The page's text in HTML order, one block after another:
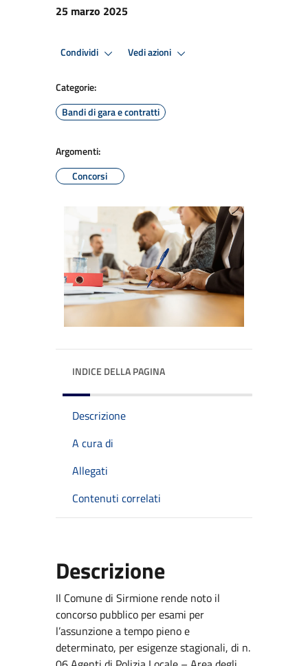
25 marzo 2025
Condividi Vedi azioni
Categorie:
Bandi di gara e contratti
Argomenti:
Concorsi
INDICE DELLA PAGINA
Descrizione
A cura di
Allegati
Contenuti correlati
Descrizione
Il Comune di Sirmione rende noto il
concorso pubblico per esami per
l’assunzione a tempo pieno e
determinato, per esigenze stagionali, di n.